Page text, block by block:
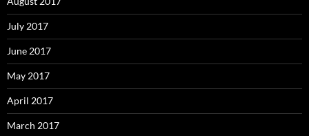
July 2017
June 2017
May 2017
April 2017
March 2017